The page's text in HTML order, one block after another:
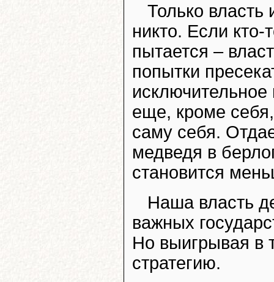
Только
никто. Если кто-
пытается –
попытки
еще, кроме
саму себя.
медведя в
становится
Наша власть
важных
Но выигрывая в
стратегию.